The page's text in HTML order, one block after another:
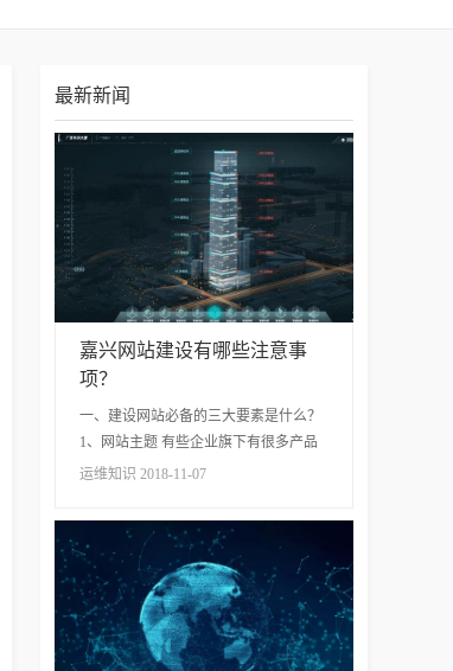
最新新闻
嘉兴网站建设有哪些注意事
项？
一、建设网站必备的三大要素是什么？
1、网站主题 有些企业旗下有很多产品
或者不同的服务，既想突出这款产品，
一个网站有多个主题，不仅网站内容看
起来杂...
运维知识 2018-11-07